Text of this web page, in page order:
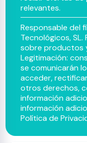
relevantes.
Responsable del
Tecnológicos,
sobre productos
Legitimación:
se comunicarán
acceder,
otros derechos,
información
información
Política de